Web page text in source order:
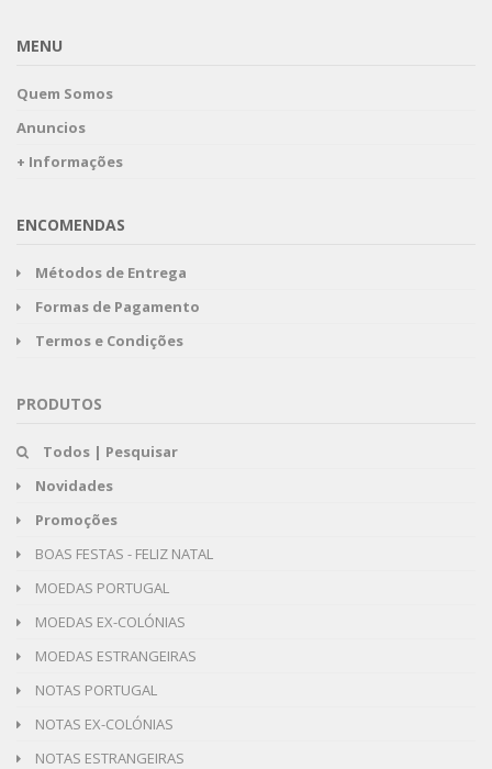
MENU
Quem Somos
Anuncios
+ Informações
ENCOMENDAS
Métodos de Entrega
Formas de Pagamento
Termos e Condições
PRODUTOS
Todos | Pesquisar
Novidades
Promoções
BOAS FESTAS - FELIZ NATAL
MOEDAS PORTUGAL
MOEDAS EX-COLÓNIAS
MOEDAS ESTRANGEIRAS
NOTAS PORTUGAL
NOTAS EX-COLÓNIAS
NOTAS ESTRANGEIRAS